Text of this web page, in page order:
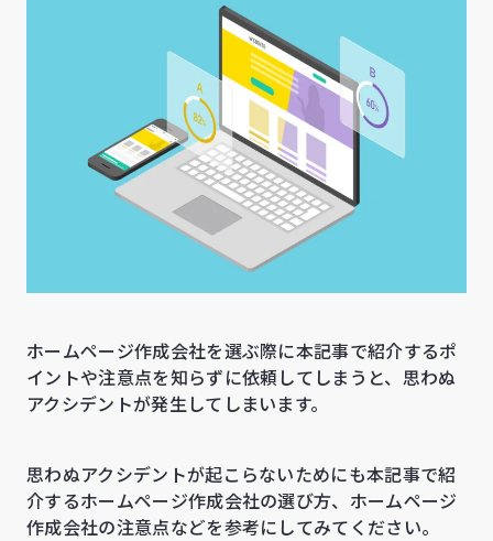
ホームページ作成会社を選ぶ際に本記事で紹介するポ
イントや注意点を知らずに依頼してしまうと、思わぬ
アクシデントが発生してしまいます。
思わぬアクシデントが起こらないためにも本記事で紹
介するホームページ作成会社の選び方、ホームページ
作成会社の注意点などを参考にしてみてください。